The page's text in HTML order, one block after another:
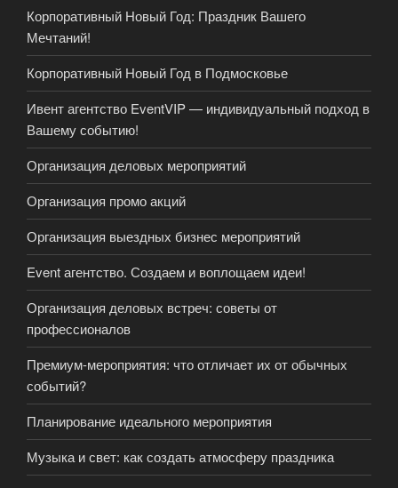
Корпоративный Новый Год: Праздник Вашего
Мечтаний!
Корпоративный Новый Год в Подмосковье
Ивент агентство EventVIP — индивидуальный подход в
Вашему событию!
Организация деловых мероприятий
Организация промо акций
Организация выездных бизнес мероприятий
Event агентство. Создаем и воплощаем идеи!
Организация деловых встреч: советы от
профессионалов
Премиум-мероприятия: что отличает их от обычных
событий?
Планирование идеального мероприятия
Музыка и свет: как создать атмосферу праздника